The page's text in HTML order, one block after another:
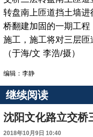
转盘南上匝道挡土墙
桥翻建加固的一期工
施工，施工将对三层匝
（于海/文 李浩/摄）
编辑：李静
继续阅读
沈阳文化路立交桥
2018年10月9日 10:40